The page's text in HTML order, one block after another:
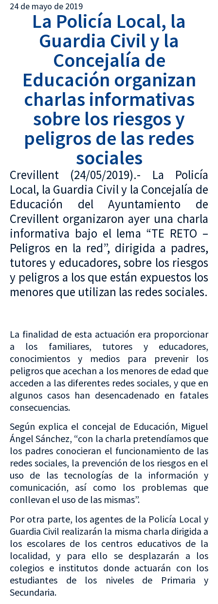
24 de mayo de 2019
La Policía Local, la
Guardia Civil y la
Concejalía de
Educación organizan
charlas informativas
sobre los riesgos y
peligros de las redes
sociales
Crevillent (24/05/2019).- La Policía
Local, la Guardia Civil y la Concejalía de
Educación del Ayuntamiento de
Crevillent organizaron ayer una charla
informativa bajo el lema “TE RETO –
Peligros en la red”, dirigida a padres,
tutores y educadores, sobre los riesgos
y peligros a los que están expuestos los
menores que utilizan las redes sociales.
La finalidad de esta actuación era proporcionar
a los familiares, tutores y educadores,
conocimientos y medios para prevenir los
peligros que acechan a los menores de edad que
acceden a las diferentes redes sociales, y que en
algunos casos han desencadenado en fatales
consecuencias.
Según explica el concejal de Educación, Miguel
Ángel Sánchez, “con la charla pretendíamos que
los padres conocieran el funcionamiento de las
redes sociales, la prevención de los riesgos en el
uso de las tecnologías de la información y
comunicación, así como los problemas que
conllevan el uso de las mismas”.
Por otra parte, los agentes de la Policía Local y
Guardia Civil realizarán la misma charla dirigida a
los escolares de los centros educativos de la
localidad, y para ello se desplazarán a los
colegios e institutos donde actuarán con los
estudiantes de los niveles de Primaria y
Secundaria.